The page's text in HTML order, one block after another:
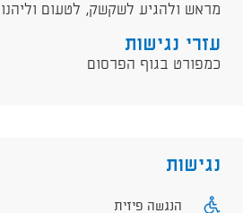
מראש ולהגיע לשקשק, לטעום
עזרי נגישות
כמפורט בגוף הפרסום
נגישות
הנגשה פיזית